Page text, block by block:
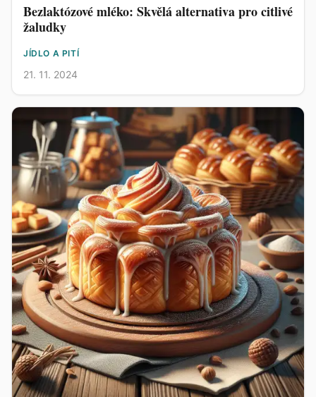
Bezlaktózové mléko: Skvělá alternativa pro citlivé
žaludky
JÍDLO A PITÍ
21. 11. 2024